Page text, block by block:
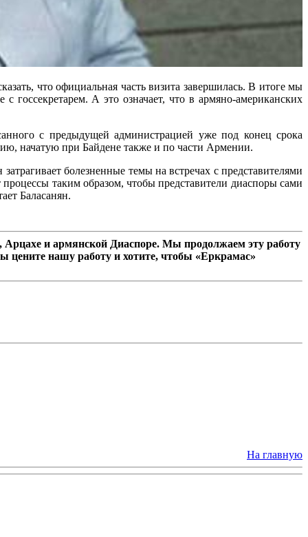
что официальная часть визита завершилась. В итоге мы
госсекретарем. А это означает, что в армяно-американских
с предыдущей администрацией уже под конец срока
начатую при Байдене также и по части Армении.
болезненные темы на встречах с представителями
таким образом, чтобы представители диаспоры сами
Баласанян.
и армянской Диаспоре. Мы продолжаем эту работу
цените нашу работу и хотите, чтобы «Еркрамас»
На главную